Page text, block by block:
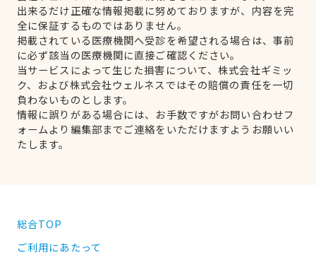
出来るだけ正確な情報掲載に努めておりますが、内容を完
全に保証するものではありません。
掲載されている医療機関へ受診を希望される場合は、事前
に必ず該当の医療機関に直接ご確認ください。
当サービスによって生じた損害について、株式会社ギミッ
ク、および株式会社ウェルネスではその賠償の責任を一切
負わないものとします。
情報に誤りがある場合には、お手数ですがお問い合わせフ
ォームより編集部までご連絡をいただけますようお願いい
たします。
総合TOP
ご利用にあたって